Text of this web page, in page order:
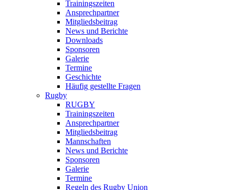
Trainingszeiten
Ansprechpartner
Mitgliedsbeitrag
News und Berichte
Downloads
Sponsoren
Galerie
Termine
Geschichte
Häufig gestellte Fragen
Rugby
RUGBY
Trainingszeiten
Ansprechpartner
Mitgliedsbeitrag
Mannschaften
News und Berichte
Sponsoren
Galerie
Termine
Regeln des Rugby Union